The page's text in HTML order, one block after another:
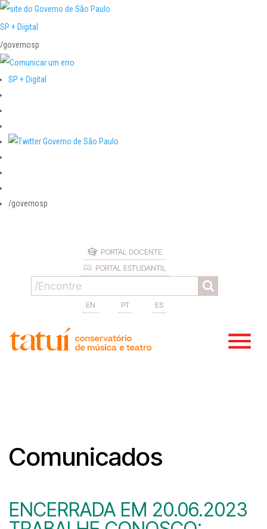
SP + Digital
/governosp
SP + Digital
/governosp
PORTAL DOCENTE
PORTAL ESTUDANTIL
EN PT ES
Comunicados
ENCERRADA EM 20.06.2023